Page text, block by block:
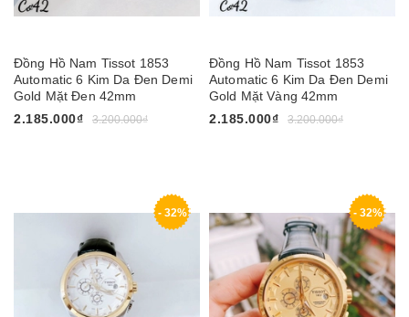
Đồng Hồ Nam Tissot 1853
Automatic 6 Kim Da Đen Demi
Gold Mặt Đen 42mm
2.185.000₫
3.200.000₫
Đồng Hồ Nam Tissot 1853
Automatic 6 Kim Da Đen Demi
Gold Mặt Vàng 42mm
2.185.000₫
3.200.000₫
- 32% - 32%